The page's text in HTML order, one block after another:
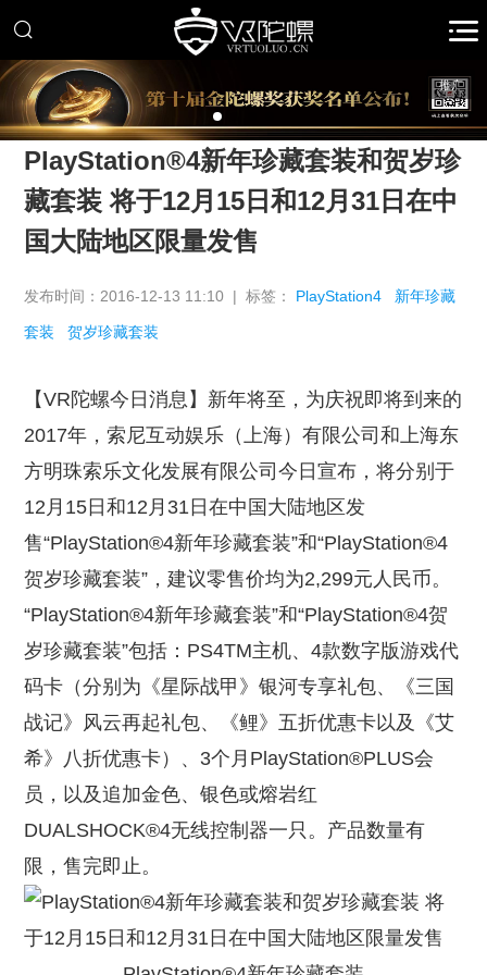
推广
PlayStation®4新年珍藏套装和贺岁珍
藏套装 将于12月15日和12月31日在中
国大陆地区限量发售
发布时间：2016-12-13 11:10 | 标签： PlayStation4 新年珍藏
套装 贺岁珍藏套装
【VR陀螺今日消息】新年将至，为庆祝即将到来的
2017年，索尼互动娱乐（上海）有限公司和上海东
方明珠索乐文化发展有限公司今日宣布，将分别于
12月15日和12月31日在中国大陆地区发
售“PlayStation®4新年珍藏套装”和“PlayStation®4
贺岁珍藏套装”，建议零售价均为2,299元人民币。
“PlayStation®4新年珍藏套装”和“PlayStation®4贺
岁珍藏套装”包括：PS4TM主机、4款数字版游戏代
码卡（分别为《星际战甲》银河专享礼包、《三国
战记》风云再起礼包、《鲤》五折优惠卡以及《艾
希》八折优惠卡）、3个月PlayStation®PLUS会
员，以及追加金色、银色或熔岩红
DUALSHOCK®4无线控制器一只。产品数量有
限，售完即止。